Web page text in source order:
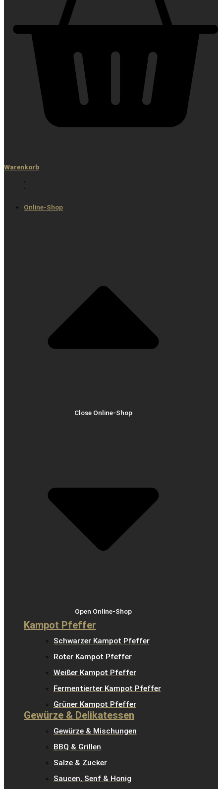
Warenkorb
Online-Shop
Close Online-Shop
Open Online-Shop
Kampot Pfeffer
Schwarzer Kampot Pfeffer
Roter Kampot Pfeffer
Weißer Kampot Pfeffer
Fermentierter Kampot Pfeffer
Grüner Kampot Pfeffer
Gewürze & Delikatessen
Gewürze & Mischungen
BBQ & Grillen
Salze & Zucker
Saucen, Senf & Honig